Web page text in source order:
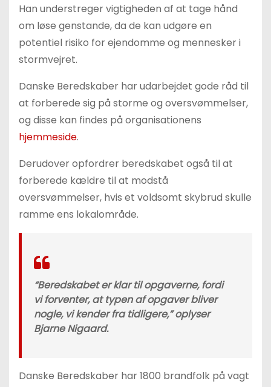
Han understreger vigtigheden af at tage hånd
om løse genstande, da de kan udgøre en
potentiel risiko for ejendomme og mennesker i
stormvejret.
Danske Beredskaber har udarbejdet gode råd til
at forberede sig på storme og oversvømmelser,
og disse kan findes på organisationens
hjemmeside.
Derudover opfordrer beredskabet også til at
forberede kældre til at modstå
oversvømmelser, hvis et voldsomt skybrud skulle
ramme ens lokalområde.
“Beredskabet er klar til opgaverne, fordi
vi forventer, at typen af opgaver bliver
nogle, vi kender fra tidligere,” oplyser
Bjarne Nigaard.
Danske Beredskaber har 1800 brandfolk på vagt